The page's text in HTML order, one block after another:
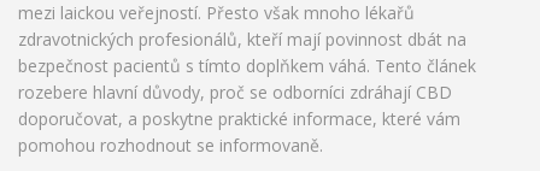
mezi laickou veřejností. Přesto však mnoho lékařů
zdravotnických profesionálů, kteří mají povinnost dbát na
bezpečnost pacientů s tímto doplňkem váhá. Tento článek
rozebere hlavní důvody, proč se odborníci zdráhají CBD
doporučovat, a poskytne praktické informace, které vám
pomohou rozhodnout se informovaně.